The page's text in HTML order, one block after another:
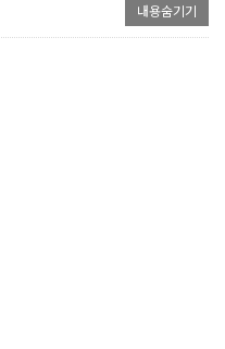
내용숨기기